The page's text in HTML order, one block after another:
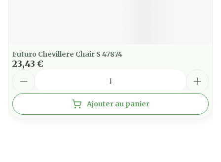
Futuro Chevillere Chair S 47874
23,43 €
Ajouter au panier